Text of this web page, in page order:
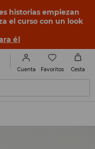
historias empiezan
el curso con un look
él
Cuenta Favoritos Cesta